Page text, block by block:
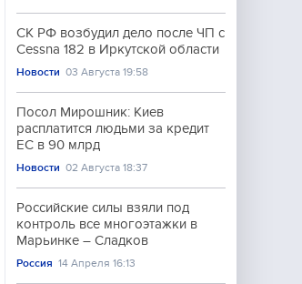
СК РФ возбудил дело после ЧП с
Cessna 182 в Иркутской области
Новости 03 Августа 19:58
Посол Мирошник: Киев
расплатится людьми за кредит
ЕС в 90 млрд
Новости 02 Августа 18:37
Российские силы взяли под
контроль все многоэтажки в
Марьинке – Сладков
Россия 14 Апреля 16:13